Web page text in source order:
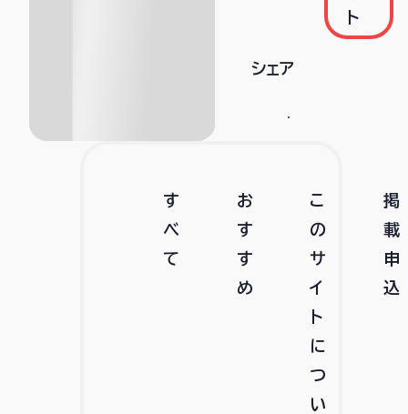
ト
シェア
す
べ
て
お
す
す
め
こ
の
サ
イ
ト
に
つ
い
掲
載
申
込